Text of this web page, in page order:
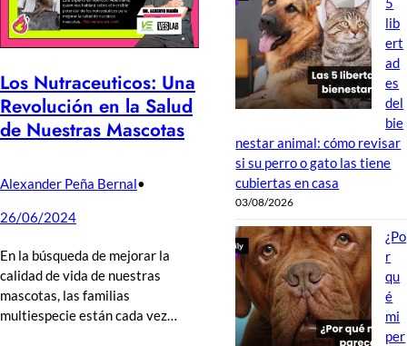
Los Nutraceuticos: Una
Revolución en la Salud
de Nuestras Mascotas
Alexander Peña Bernal•
26/06/2024
En la búsqueda de mejorar la
calidad de vida de nuestras
mascotas, las familias
multiespecie están cada vez…
lib
ert
ad
es
del
bie
nestar animal: cómo revisar
si su perro o gato las tiene
cubiertas en casa
03/08/2026
¿Po
r
qu
é
mi
per